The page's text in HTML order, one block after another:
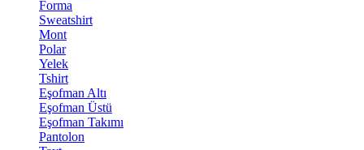
Forma
Sweatshirt
Mont
Polar
Yelek
Tshirt
Eşofman Altı
Eşofman Üstü
Eşofman Takımı
Pantolon